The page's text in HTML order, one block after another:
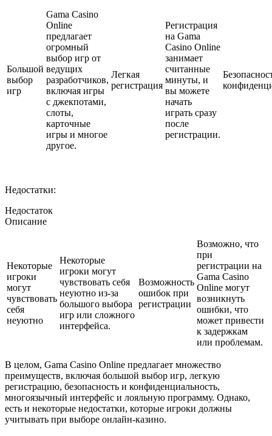
Большой
выбор
игр
Gama Casino
Online
предлагает
огромный
выбор игр от
ведущих
разработчиков,
включая игры
с джекпотами,
слоты,
карточные
игры и многое
другое.
Легкая
регистрация
Регистрация
на Gama
Casino Online
занимает
считанные
минуты, и
вы можете
начать
играть сразу
после
регистрации.
Недостатки:
Недостаток
Описание
Некоторые
игроки
могут
чувствовать
себя
неуютно
Некоторые
игроки могут
чувствовать себя
неуютно из-за
большого выбора
игр или сложного
интерфейса.
Возможность
ошибок при
регистрации
Возможно, что
при
регистрации на
Gama Casino
Online могут
возникнуть
ошибки, что
может привести
к задержкам
или проблемам.
В целом, Gama Casino Online предлагает множество
преимуществ, включая большой выбор игр, легкую
регистрацию, безопасность и конфиденциальность,
многоязычный интерфейс и лояльную программу. Однако,
есть и некоторые недостатки, которые игроки должны
учитывать при выборе онлайн-казино.